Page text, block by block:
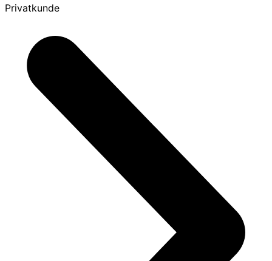
Privatkunde